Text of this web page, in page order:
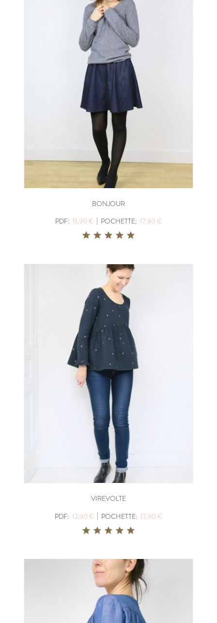
BONJOUR
PDF: 11,90 € | POCHETTE: 17,90 €
VIREVOLTE
PDF: 12,90 € | POCHETTE: 17,90 €